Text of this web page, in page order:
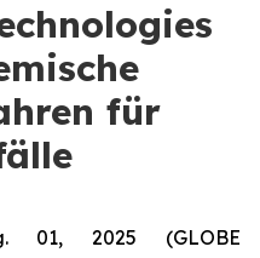
für
01, 2025 (GLOBE